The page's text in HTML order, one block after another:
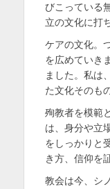
びこっている
立の文化に打
ケアの文化。
を広めていき
ました。私は
た文化そのも
殉教者を模範
は、身分や立
をしっかりと
き方、信仰を
教会は今、シ